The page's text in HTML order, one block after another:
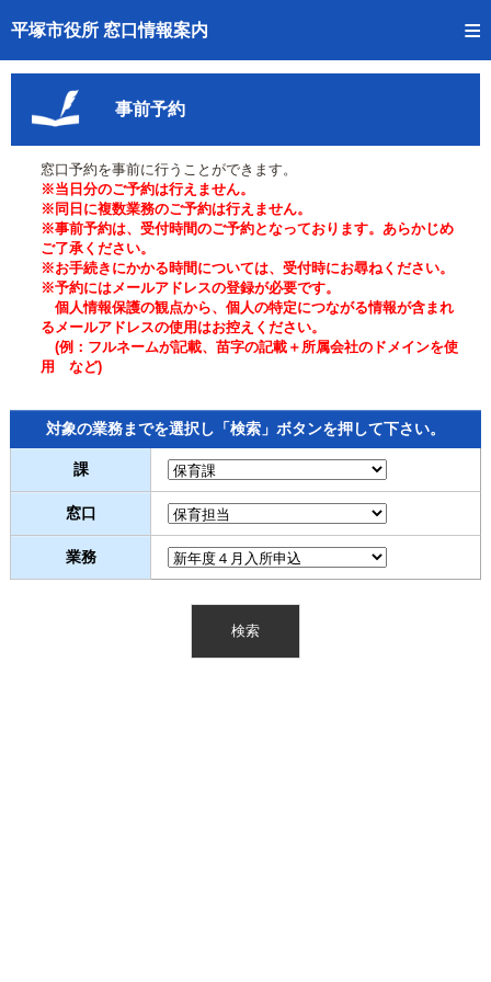
平塚市役所 窓口情報案内
トップページへ
ご利用方法
事前予約
予約状況確認
窓口混雑状況
待ち状況確認
交付状況確認
混雑予想カレンダー
事前予約
窓口予約を事前に行うことができます。
※当日分のご予約は行えません。
※同日に複数業務のご予約は行えません。
※事前予約は、受付時間のご予約となっております。あらかじめ
ご了承ください。
※お手続きにかかる時間については、受付時にお尋ねください。
※予約にはメールアドレスの登録が必要です。
個人情報保護の観点から、個人の特定につながる情報が含まれ
るメールアドレスの使用はお控えください。
(例：フルネームが記載、苗字の記載＋所属会社のドメインを使
用 など)
対象の業務までを選択し「検索」ボタンを押して下さい。
課
窓口
業務